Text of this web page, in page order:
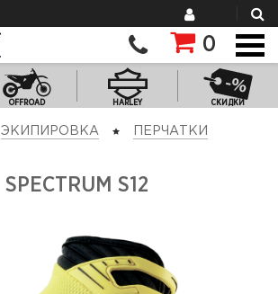
0
OFFROAD HARLEY СКИДКИ
ЭКИПИРОВКА ПЕРЧАТКИ
SPECTRUM S12